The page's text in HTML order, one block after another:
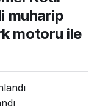
Milli
muharip uçağı KAAN
ile
muharip
motoru ile